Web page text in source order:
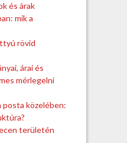
és árak
mik a
rövid
árai és
mérlegelni
posta közelében:
területén